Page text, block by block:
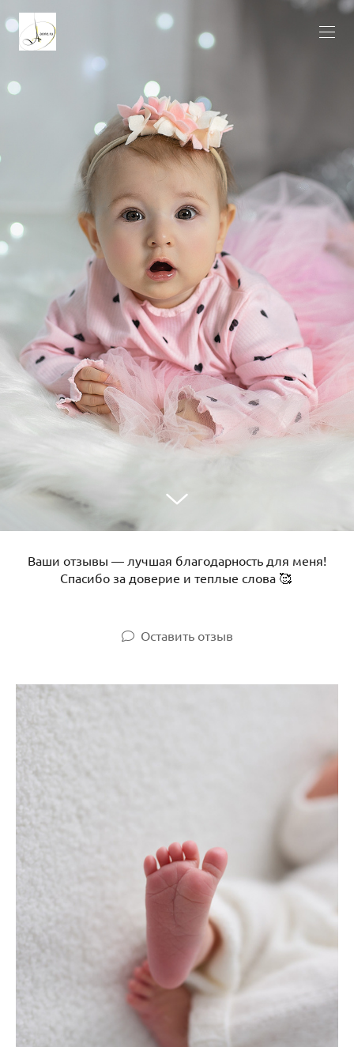
Ваши отзывы — лучшая благодарность для меня!
Спасибо за доверие и теплые слова 🥰
Оставить отзыв